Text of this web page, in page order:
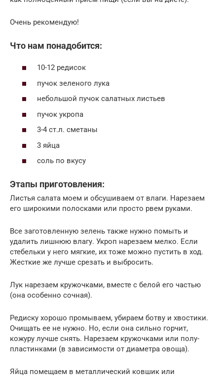
Очень рекомендую!
Что нам понадобится:
10-12 редисок
пучок зеленого лука
небольшой пучок салатных листьев
пучок укропа
3-4 ст.л. сметаны
3 яйца
соль по вкусу
Этапы приготовления:
Листья салата моем и обсушиваем от влаги. Нарезаем
его широкими полосками или просто рвем руками.
Все заготовленную зелень также нужно помыть и
удалить лишнюю влагу. Укроп нарезаем мелко. Если
стебельки у него мягкие, их тоже можно пустить в ход.
Жесткие же лучше срезать и выбросить.
Лук нарезаем кружочками, вместе с белой его частью
(она особенно сочная).
Редиску хорошо промываем, убираем ботву и хвостики.
Очищать ее не нужно. Но, если она сильно горчит,
кожуру лучше снять. Нарезаем кружочками или полу-
пластинками (в зависимости от диаметра овоща).
Яйца помещаем в металлический ковшик или